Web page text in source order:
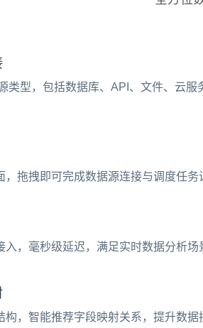
类型，包括数据库、API、文件、云服
，拖拽即可完成数据源连接与调度任务
入，毫秒级延迟，满足实时数据分析场
构，智能推荐字段映射关系，提升数据